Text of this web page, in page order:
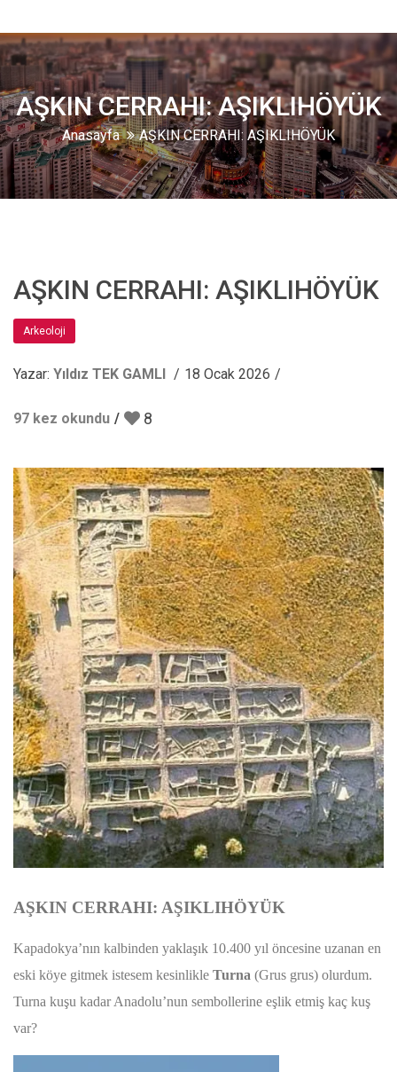
AŞKIN CERRAHI: AŞIKLIHÖYÜK
Anasayfa AŞKIN CERRAHI: AŞIKLIHÖYÜK
AŞKIN CERRAHI: AŞIKLIHÖYÜK
Arkeoloji
Yazar: Yıldız TEK GAMLI 18 Ocak 2026
97 kez okundu 8
AŞKIN CERRAHI: AŞIKLIHÖYÜK
Kapadokya’nın kalbinden yaklaşık 10.400 yıl öncesine uzanan en
eski köye gitmek istesem kesinlikle Turna (Grus grus) olurdum.
Turna kuşu kadar Anadolu’nun sembollerine eşlik etmiş kaç kuş
var?